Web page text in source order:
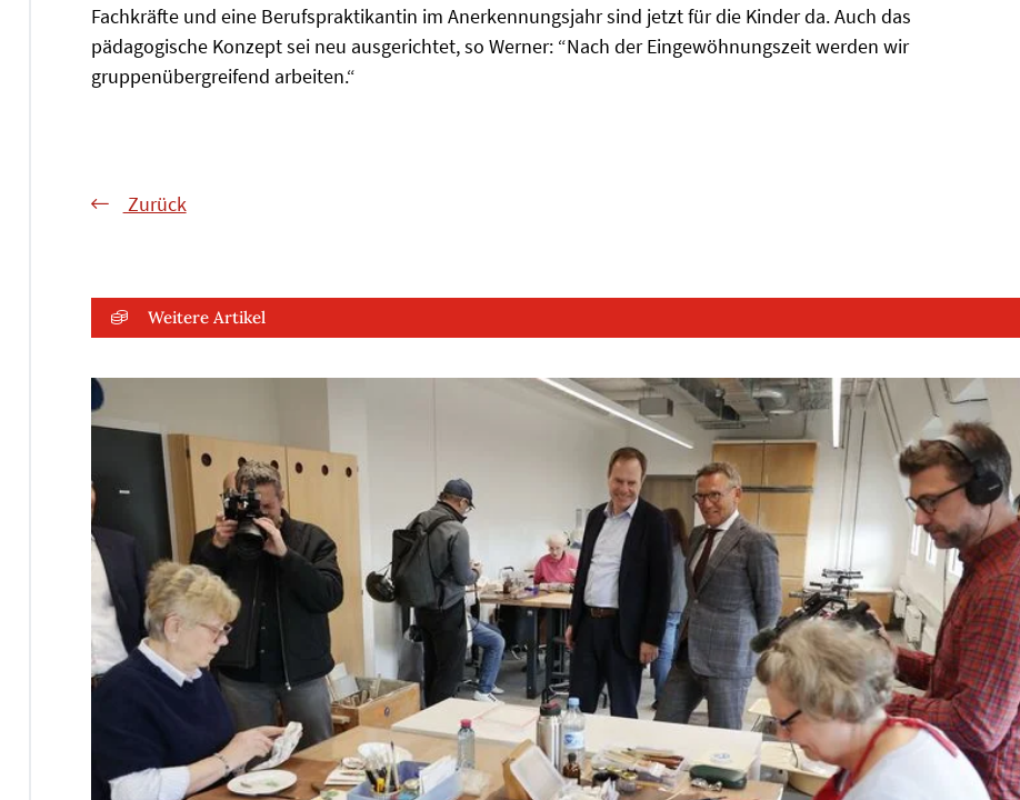
Fachkräfte und eine Berufspraktikantin im Anerkennungsjahr sind jetzt für die Kinder da. Auch das
pädagogische Konzept sei neu ausgerichtet, so Werner: “Nach der Eingewöhnungszeit werden wir
gruppenübergreifend arbeiten.“
Zurück
Weitere Artikel